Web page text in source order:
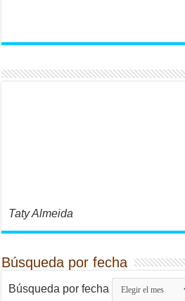
Taty Almeida
Búsqueda por fecha
Búsqueda por fecha